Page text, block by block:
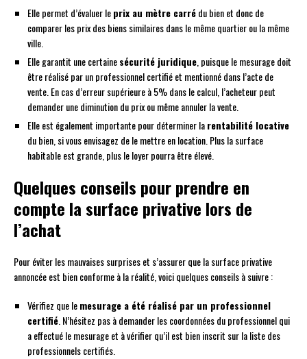
Elle permet d’évaluer leprix au mètre carrédu bien et donc de
comparer les prix des biens similaires dans le même quartier ou la même
ville.
Elle garantit une certainesécurité juridique , puisque le mesurage doit
être réalisé par un professionnel certifié et mentionné dans l’acte de
vente. En cas d’erreur supérieure à 5% dans le calcul, l’acheteur peut
demander une diminution du prix ou même annuler la vente.
Elle est également importante pour déterminer larentabilité locative
du bien, si vous envisagez de le mettre en location. Plus la surface
habitable est grande, plus le loyer pourra être élevé.
Quelques conseils pour prendre en
compte la surface privative lors de
l’achat
Pour éviter les mauvaises surprises et s’assurer que la surface privative
annoncée est bien conforme à la réalité, voici quelques conseils à suivre :
Vérifiez que lemesurage a été réalisé par un professionnel
certifié . N’hésitez pas à demander les coordonnées du professionnel qui
a effectué le mesurage et à vérifier qu’il est bien inscrit sur la liste des
professionnels certifiés.